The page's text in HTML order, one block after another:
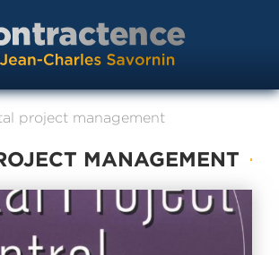
project management
MANAGEMENT